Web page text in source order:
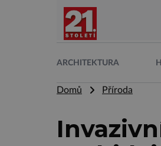
ARCHITEKTURA
Domů Příroda